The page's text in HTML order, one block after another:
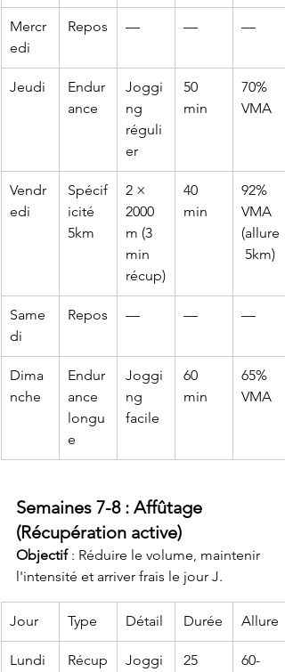
Mercr
edi
Repos — — —
Jeudi
Endur
ance
Joggi
ng
réguli
er
50
min
70%
VMA
Vendr
edi
Spécif
icité
5km
2 ×
2000
m (3
min
récup)
40
min
92%
VMA
(allure
5km)
Same
di
Repos — — —
Dima
nche
Endur
ance
longu
e
Joggi
ng
facile
60
min
65%
VMA
Semaines 7-8 : Affûtage
(Récupération active)
Objectif : Réduire le volume, maintenir
l'intensité et arriver frais le jour J.
Jour Type Détail Durée Allure
Lundi
Récup
Joggi
25
60-